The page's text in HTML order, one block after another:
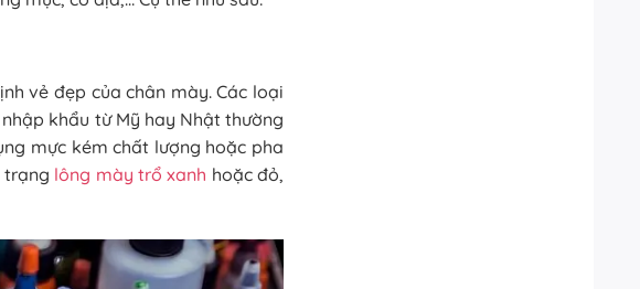
vẻ đẹp của chân mày. Các loại
khẩu từ Mỹ hay Nhật thường
mực kém chất lượng hoặc pha
trạng lông mày trổ xanh hoặc đỏ,